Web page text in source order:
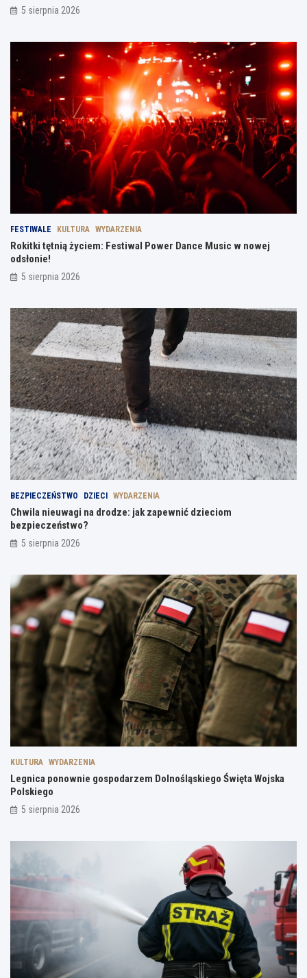
5 sierpnia 2026
FESTIWALE KULTURA WYDARZENIA
Rokitki tętnią życiem: Festiwal Power Dance Music w nowej
odsłonie!
5 sierpnia 2026
BEZPIECZEŃSTWO DZIECI WYDARZENIA
Chwila nieuwagi na drodze: jak zapewnić dzieciom
bezpieczeństwo?
5 sierpnia 2026
KULTURA WYDARZENIA
Legnica ponownie gospodarzem Dolnośląskiego Święta Wojska
Polskiego
5 sierpnia 2026